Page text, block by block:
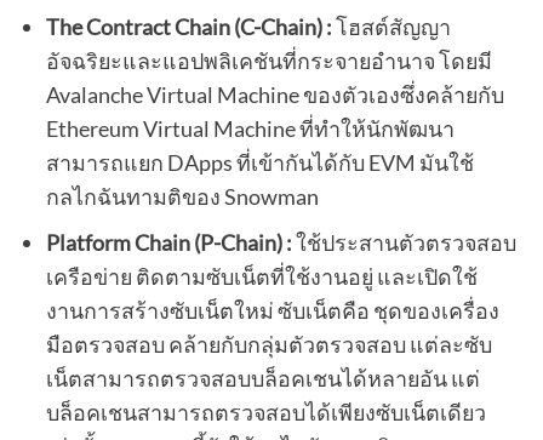
The Contract Chain (C-Chain) :โฮสต์สัญญา
อัจฉริยะและแอปพลิเคชันที่กระจายอำนาจ โดยมี
Avalanche Virtual Machine ของตัวเองซึ่งคล้ายกับ
Ethereum Virtual Machine ที่ทำให้นักพัฒนา
สามารถแยก DApps ที่เข้ากันได้กับ EVM มันใช้
กลไกฉันทามติของ Snowman
Platform Chain (P-Chain) :ใช้ประสานตัวตรวจสอบ
เครือข่าย ติดตามซับเน็ตที่ใช้งานอยู่ และเปิดใช้
งานการสร้างซับเน็ตใหม่ ซับเน็ตคือ ชุดของเครื่อง
มือตรวจสอบ คล้ายกับกลุ่มตัวตรวจสอบ แต่ละซับ
เน็ตสามารถตรวจสอบบล็อคเชนได้หลายอัน แต่
บล็อคเชนสามารถตรวจสอบได้เพียงซับเน็ตเดียว